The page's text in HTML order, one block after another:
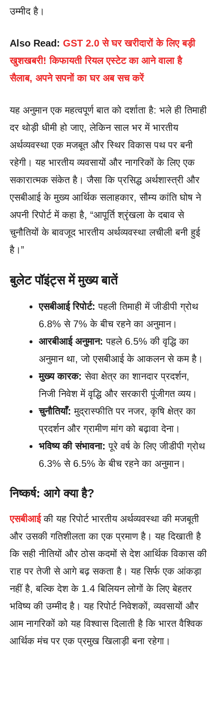
उम्मीद है।
Also Read: GST 2.0 से घर खरीदारों के लिए बड़ी
खुशखबरी! किफायती रियल एस्टेट का आने वाला है
सैलाब, अपने सपनों का घर अब सच करें
यह अनुमान एक महत्वपूर्ण बात को दर्शाता है: भले ही तिमाही
दर थोड़ी धीमी हो जाए, लेकिन साल भर में भारतीय
अर्थव्यवस्था एक मजबूत और स्थिर विकास पथ पर बनी
रहेगी। यह भारतीय व्यवसायों और नागरिकों के लिए एक
सकारात्मक संकेत है। जैसा कि प्रसिद्ध अर्थशास्त्री और
एसबीआई के मुख्य आर्थिक सलाहकार, सौम्य कांति घोष ने
अपनी रिपोर्ट में कहा है, “आपूर्ति श्रृंखला के दबाव से
चुनौतियों के बावजूद भारतीय अर्थव्यवस्था लचीली बनी हुई
है।”
बुलेट पॉइंट्स में मुख्य बातें
एसबीआई रिपोर्ट: पहली तिमाही में जीडीपी ग्रोथ
6.8% से 7% के बीच रहने का अनुमान।
आरबीआई अनुमान: पहले 6.5% की वृद्धि का
अनुमान था, जो एसबीआई के आकलन से कम है।
मुख्य कारक: सेवा क्षेत्र का शानदार प्रदर्शन,
निजी निवेश में वृद्धि और सरकारी पूंजीगत व्यय।
चुनौतियाँ: मुद्रास्फीति पर नजर, कृषि क्षेत्र का
प्रदर्शन और ग्रामीण मांग को बढ़ावा देना।
भविष्य की संभावना: पूरे वर्ष के लिए जीडीपी ग्रोथ
6.3% से 6.5% के बीच रहने का अनुमान।
निष्कर्ष: आगे क्या है?
एसबीआईकी यह रिपोर्ट भारतीय अर्थव्यवस्था की मजबूती
और उसकी गतिशीलता का एक प्रमाण है। यह दिखाती है
कि सही नीतियों और ठोस कदमों से देश आर्थिक विकास की
राह पर तेजी से आगे बढ़ सकता है। यह सिर्फ एक आंकड़ा
नहीं है, बल्कि देश के 1.4 बिलियन लोगों के लिए बेहतर
भविष्य की उम्मीद है। यह रिपोर्ट निवेशकों, व्यवसायों और
आम नागरिकों को यह विश्वास दिलाती है कि भारत वैश्विक
आर्थिक मंच पर एक प्रमुख खिलाड़ी बना रहेगा।